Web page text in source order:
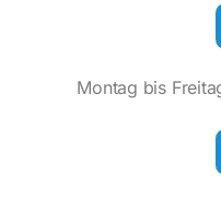
Montag bis